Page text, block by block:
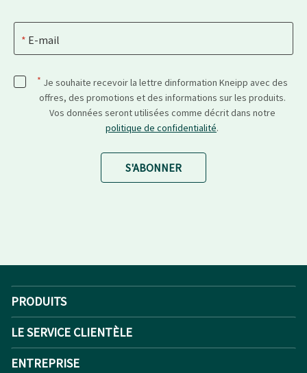
E-mail
* Je souhaite recevoir la lettre dinformation Kneipp avec des
offres, des promotions et des informations sur les produits.
Vos données seront utilisées comme décrit dans notre
politique de confidentialité.
S'ABONNER
PRODUITS
LE SERVICE CLIENTÈLE
ENTREPRISE